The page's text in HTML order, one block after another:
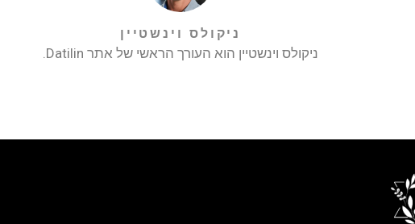
ניקולס וינשטיין
ניקולס וינשטיין הוא העורך הראשי של אתר Datilin.